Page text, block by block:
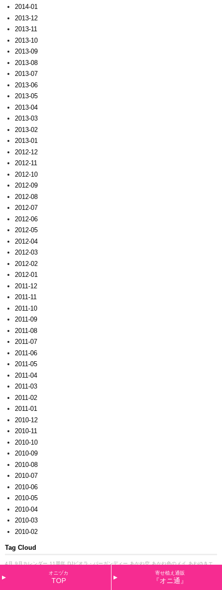
2014-01
2013-12
2013-11
2013-10
2013-09
2013-08
2013-07
2013-06
2013-05
2013-04
2013-03
2013-02
2013-01
2012-12
2012-11
2012-10
2012-09
2012-08
2012-07
2012-06
2012-05
2012-04
2012-03
2012-02
2012-01
2011-12
2011-11
2011-10
2011-09
2011-08
2011-07
2011-06
2011-05
2011-04
2011-03
2011-02
2011-01
2010-12
2010-11
2010-10
2010-09
2010-08
2010-07
2010-06
2010-05
2010-04
2010-03
2010-02
Tag Cloud
4月 9月カレンダー 11周年 DJビオラ・バーガンディー あかね空 あかね色のメイ
あわゆきエ
お正月バージョン くれないロンド ご挨拶
草・プリマ
さざなみ さにべる すい～つビオラ ぜんざい つぶらなタヌキ
ひらりモモ みかんちゃん みさき ゆうぜん
オニヅカ
TOP
寄せ植え通販
『オニ通』